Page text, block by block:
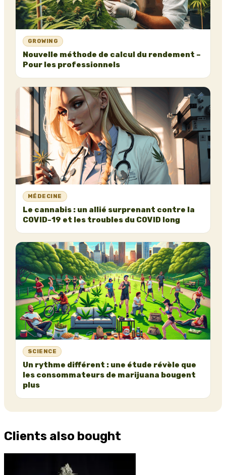
GROWING
Nouvelle méthode de calcul du rendement –
Pour les professionnels
MÉDECINE
Le cannabis : un allié surprenant contre la
COVID-19 et les troubles du COVID long
SCIENCE
Un rythme différent : une étude révèle que
les consommateurs de marijuana bougent
plus
Clients also bought